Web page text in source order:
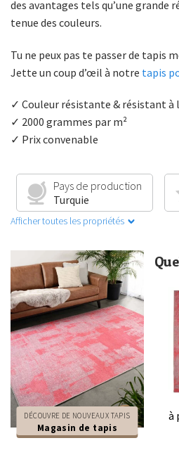
des avantages tels qu’une grande
tenue des couleurs.
Tu ne peux pas te passer de tapis
Jette un coup d’œil à notre tapis
✓ Couleur résistante & résistant à
✓ 2000 grammes par m²
✓ Prix convenable
Pays de production
Turquie
Afficher toutes les propriétés
DÉCOUVRE DE NOUVEAUX TAPIS
Magasin de tapis
à